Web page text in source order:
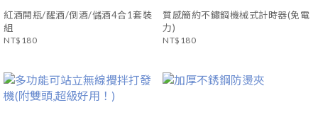
紅酒開瓶/醒酒/倒酒/儲酒4合1套裝
組
NT$180
質感簡約不鏽鋼機械式計時器(免電
力)
NT$180